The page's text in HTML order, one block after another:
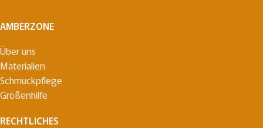
AMBERZONE
Über uns
Materialien
Schmuckpflege
Größenhilfe
RECHTLICHES